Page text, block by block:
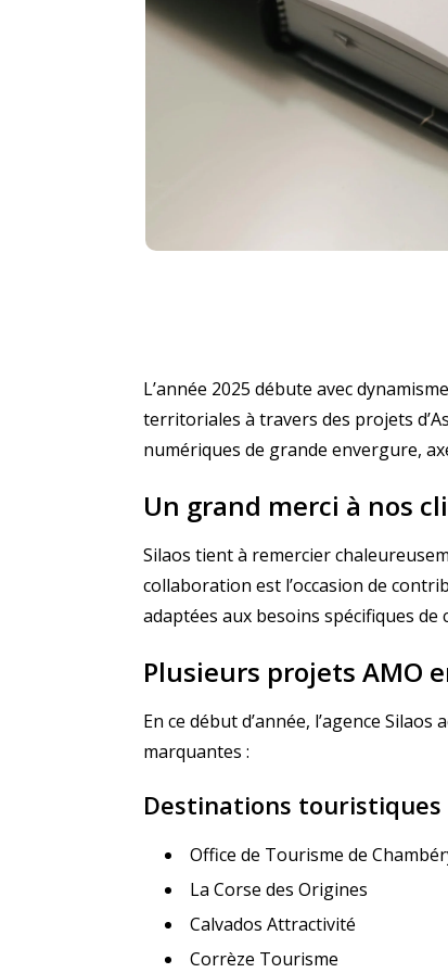
L’année 2025 débute avec
territoriales à travers des projets
numériques de grande envergure,
Un grand merci à nos
Silaos tient à remercier
collaboration est l’occasion de
adaptées aux besoins spécifiques de
Plusieurs projets AMO
En ce début d’année, l’agence
marquantes :
Destinations touristiques
Office de Tourisme de
La Corse des Origines
Calvados Attractivité
Corrèze Tourisme